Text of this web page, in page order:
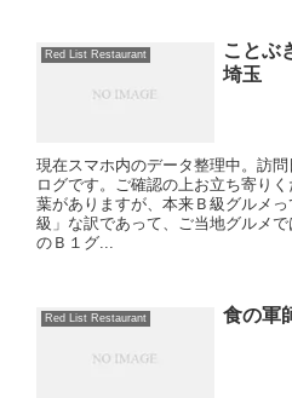
Red List Restaurant
ことぶ
埼玉
現在スマホ内のデータ整理中。訪
ログです。ご確認の上お立ち寄り
葉がありますが、本来Ｂ級グルメ
級」な訳であって、ご当地グルメ
のＢ１グ...
Red List Restaurant 食の軍